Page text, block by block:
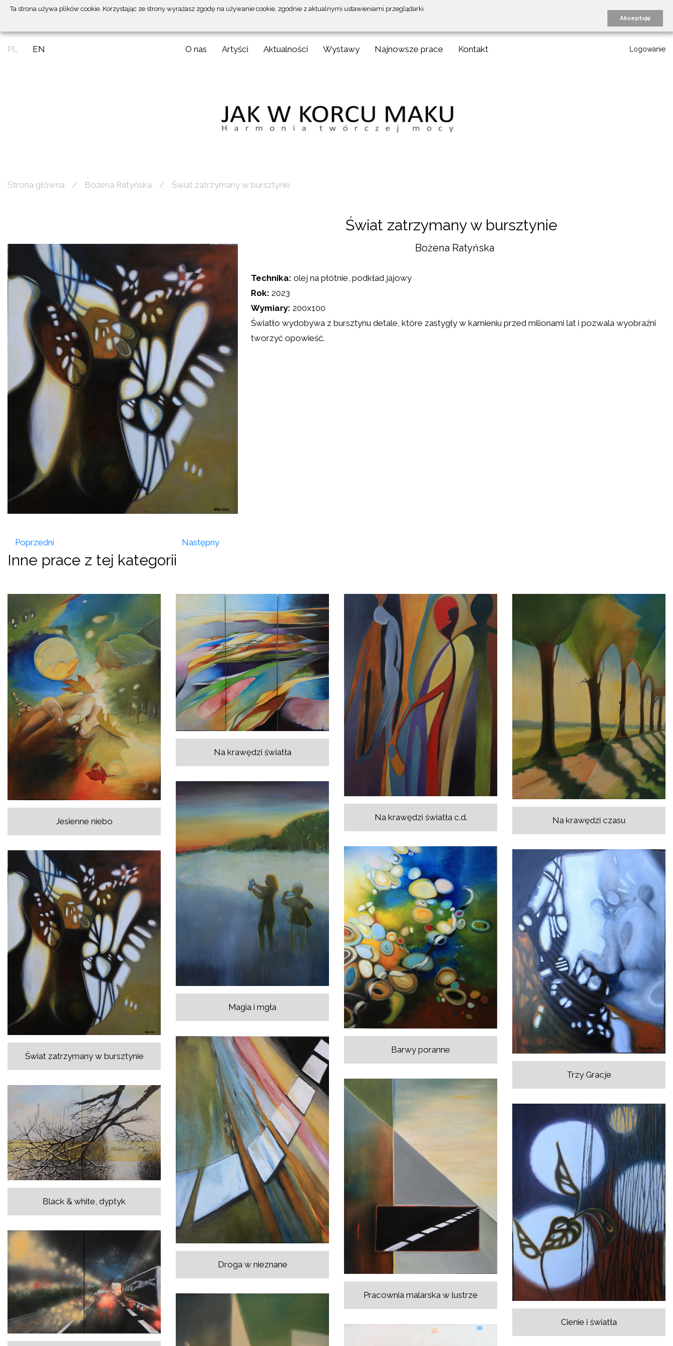
Ta strona używa plików cookie. Korzystając ze strony wyrażasz zgodę na używanie cookie, zgodnie z aktualnymi ustawieniami przeglądarki.
Akceptuję
PL EN O nas Artyści Aktualności Wystawy Najnowsze prace Kontakt Logowanie
Strona główna Bożena Ratyńska Świat zatrzymany w bursztynie
Świat zatrzymany w bursztynie
Bożena Ratyńska
Technika:olej na płótnie, podkład jajowy
Rok: 2023
Wymiary: 200x100
Światło wydobywa z bursztynu detale, które zastygły w kamieniu przed milionami lat i pozwala wyobraźni
tworzyć opowieść.
Poprzedni Następny
Inne prace z tej kategorii
Jesienne niebo
Na krawędzi światła
Na krawędzi światła c.d. Na krawędzi czasu
Magia i mgła
Barwy poranne
Trzy Gracje
Świat zatrzymany w bursztynie
Droga w nieznane
Pracownia malarska w lustrze
Black & white, dyptyk
Cienie i światła